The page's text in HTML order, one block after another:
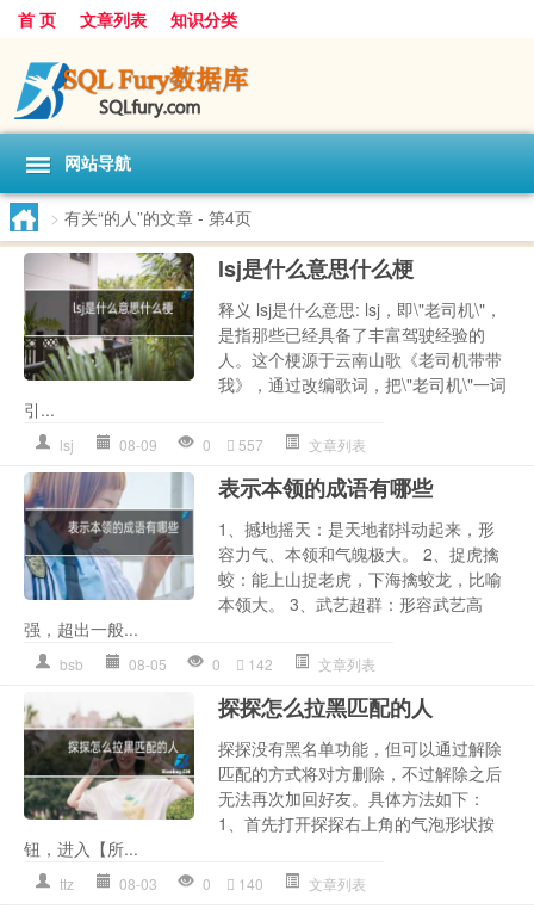
首 页 文章列表 知识分类
网站导航
> 有关“的人”的文章 - 第4页
lsj是什么意思什么梗
释义 lsj是什么意思: lsj，即\"老司机\"，
是指那些已经具备了丰富驾驶经验的
人。这个梗源于云南山歌《老司机带带
我》，通过改编歌词，把\"老司机\"一词
引...
lsj 08-09 0 557 文章列表
表示本领的成语有哪些
1、撼地摇天：是天地都抖动起来，形
容力气、本领和气魄极大。 2、捉虎擒
蛟：能上山捉老虎，下海擒蛟龙，比喻
本领大。 3、武艺超群：形容武艺高
强，超出一般...
bsb 08-05 0 142 文章列表
探探怎么拉黑匹配的人
探探没有黑名单功能，但可以通过解除
匹配的方式将对方删除，不过解除之后
无法再次加回好友。具体方法如下：
1、首先打开探探右上角的气泡形状按
钮，进入【所...
ttz 08-03 0 140 文章列表